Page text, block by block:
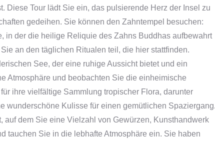
Diese Tour lädt Sie ein, das pulsierende Herz der Insel zu
gedeihen. Sie können den Zahntempel besuchen:
in der die heilige Reliquie des Zahns Buddhas aufbewahrt
an den täglichen Ritualen teil, die hier stattfinden.
See, der eine ruhige Aussicht bietet und ein
Atmosphäre und beobachten Sie die einheimische
ihre vielfältige Sammlung tropischer Flora, darunter
wunderschöne Kulisse für einen gemütlichen Spaziergang.
dem Sie eine Vielzahl von Gewürzen, Kunsthandwerk
tauchen Sie in die lebhafte Atmosphäre ein. Sie haben